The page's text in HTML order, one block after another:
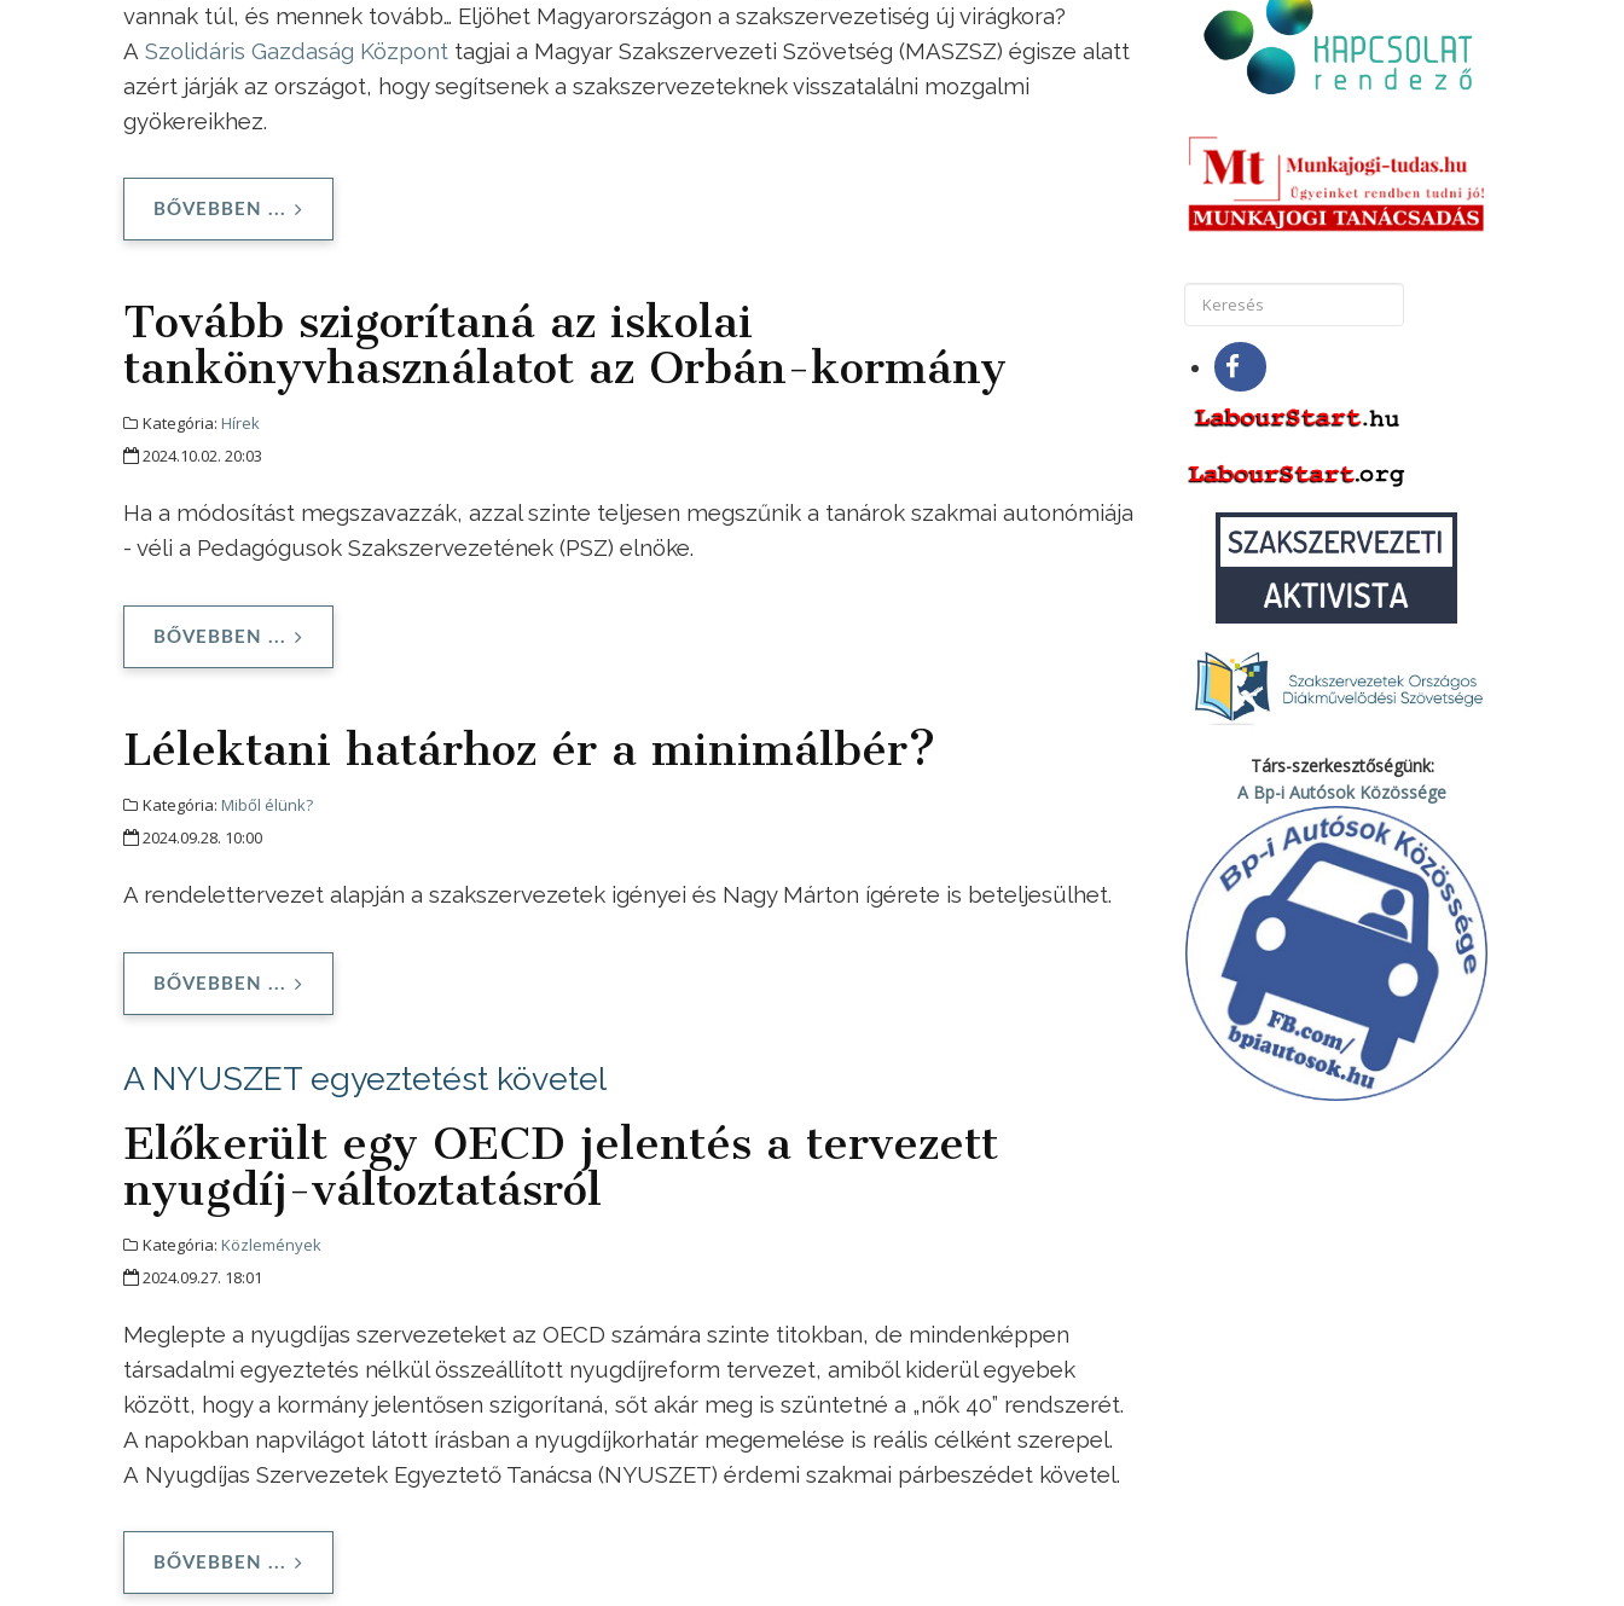
vannak túl, és mennek tovább… Eljöhet Magyarországon a szakszervezetiség új virágkora?
A Szolidáris Gazdaság Központ tagjai a Magyar Szakszervezeti Szövetség (MASZSZ) égisze alatt
azért járják az országot, hogy segítsenek a szakszervezeteknek visszatalálni mozgalmi
gyökereikhez.
BŐVEBBEN ...
Tovább szigorítaná az iskolai
tankönyvhasználatot az Orbán-kormány
Kategória: Hírek
2024.10.02. 20:03
Ha a módosítást megszavazzák, azzal szinte teljesen megszűnik a tanárok szakmai autonómiája
- véli a Pedagógusok Szakszervezetének (PSZ) elnöke.
BŐVEBBEN ...
Lélektani határhoz ér a minimálbér?
Kategória: Miből élünk?
2024.09.28. 10:00
A rendelettervezet alapján a szakszervezetek igényei és Nagy Márton ígérete is beteljesülhet.
BŐVEBBEN ...
A NYUSZET egyeztetést követel
Előkerült egy OECD jelentés a tervezett
nyugdíj-változtatásról
Kategória: Közlemények
2024.09.27. 18:01
Meglepte a nyugdíjas szervezeteket az OECD számára szinte titokban, de mindenképpen
társadalmi egyeztetés nélkül összeállított nyugdíjreform tervezet, amiből kiderül egyebek
között, hogy a kormány jelentősen szigorítaná, sőt akár meg is szüntetné a „nők 40” rendszerét.
A napokban napvilágot látott írásban a nyugdíjkorhatár megemelése is reális célként szerepel.
A Nyugdíjas Szervezetek Egyeztető Tanácsa (NYUSZET) érdemi szakmai párbeszédet követel.
BŐVEBBEN ...
Társ-szerkesztőségünk:
A Bp-i Autósok Közössége